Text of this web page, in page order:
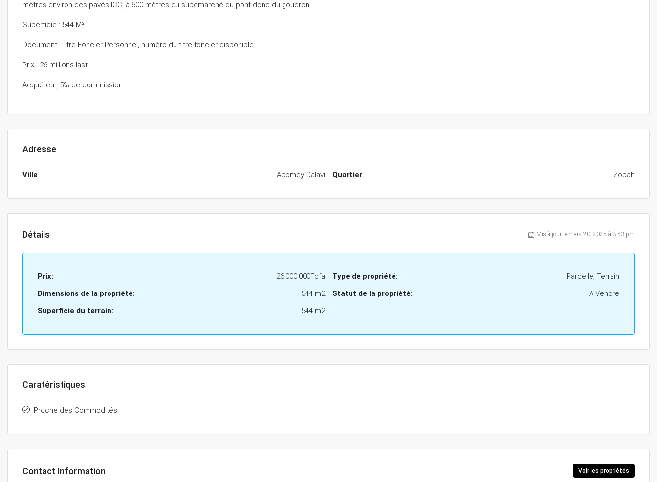
mètres environ des pavés ICC, à 600 mètres du supemarché du pont donc du goudron
Superficie : 544 M²
Document :Titre Foncier Personnel, numéro du titre foncier disponible
Prix : 26 millions last
Acquéreur, 5% de commission
Adresse
Ville Abomey-Calavi Quartier Zopah
Détails Mis à jour le mars 20, 2025 à 3:53 pm
Prix:
26.000.000Fcfa
Dimensions de la propriété:
544 m2
Superficie du terrain:
544 m2
Type de propriété:
Parcelle, Terrain
Statut de la propriété:
A Vendre
Caratéristiques
Proche des Commodités
Contact Information Voir les propriétés